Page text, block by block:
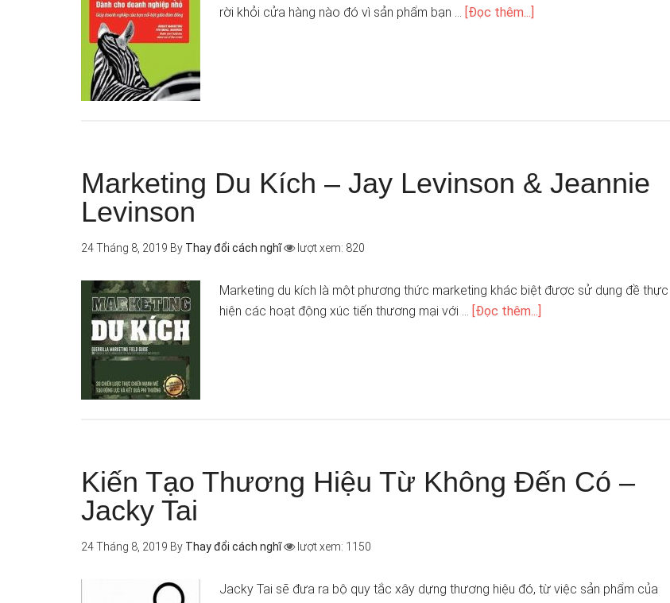
rời khỏi cửa hàng nào đó vì sản phẩm bạn … [Đọc thêm...]
Marketing Du Kích – Jay Levinson & Jeannie
Levinson
24 Tháng 8, 2019 By Thay đổi cách nghĩ lượt xem: 820
Marketing du kích là một phương thức marketing khác biệt được sử dụng đề thực
hiện các hoạt động xúc tiến thương mại với … [Đọc thêm...]
Kiến Tạo Thương Hiệu Từ Không Đến Có –
Jacky Tai
24 Tháng 8, 2019 By Thay đổi cách nghĩ lượt xem: 1150
Jacky Tai sẽ đưa ra bộ quy tắc xây dựng thương hiệu đó, từ việc sản phẩm của